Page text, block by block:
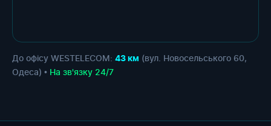
До офісу WESTELECOM: 43 км (вул. Новосельського 60,
Одеса) • На зв'язку 24/7